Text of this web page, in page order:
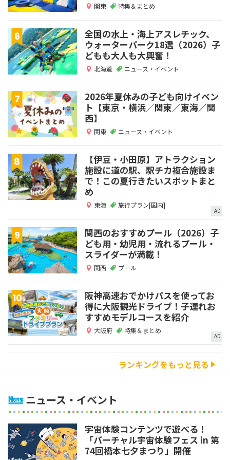
関東 特集＆まとめ
全国の水上・海上アスレチック、
ウォーターパーク18選（2026）子
どもも大人も大興奮！
北海道 ニュース・イベント
2026年夏休みの子ども向けイベン
ト【東京・横浜／関東／東海／関
西】
関東 ニュース・イベント
【伊豆・小田原】アトラクション
施設に道の駅、駅チカ複合施設ま
で！この夏行きたいスポットまと
め
東海 旅行プラン[国内]
AD
関西のおすすめプール（2026）子
ども用・幼児用・流れるプール・
スライダーが満載！
関西 プール
阪神高速おでかけパスを使ってお
得に大阪観光ドライブ！子連れお
すすめモデルコースを紹介
大阪府 特集＆まとめ
AD
ランキングをもっと見る
ニュース・イベント
宇宙体験コンテンツで遊べる！
「バーチャル宇宙体験フェス in 第
74回橋本七夕まつり」開催